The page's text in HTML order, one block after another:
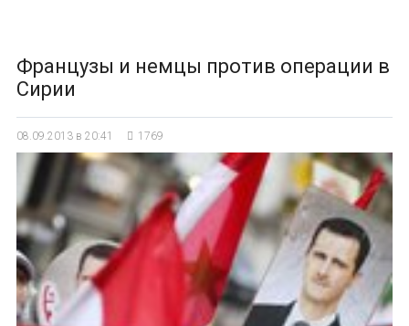
Французы и немцы против операции в
Сирии
08.09.2013 в 20:41 1769